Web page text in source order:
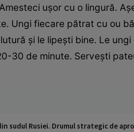
uşor cu o lingură.
Ungi ­fiecare pătrat cu ou
şi le lipeşti bine. Le
30 de minute. Serveşti
sudul Rusiei. Drumul strategic de